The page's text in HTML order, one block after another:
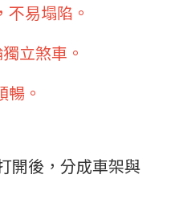
易塌陷。
立煞車。
。
開後，分成車架與